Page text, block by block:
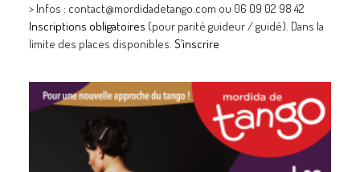
> Infos : contact@mordidadetango.com ou 06 09 02 98 42
Inscriptions obligatoires (pour parité guideur / guidé). Dans la
limite des places disponibles. S’inscrire